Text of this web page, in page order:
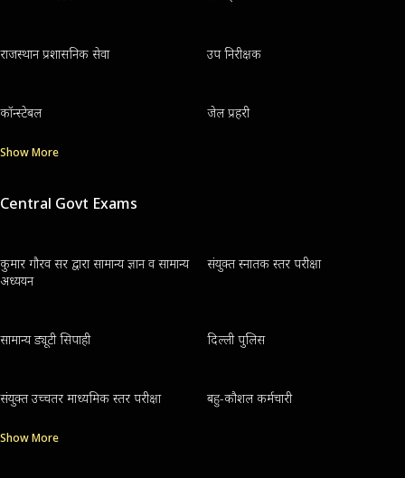
राजस्थान प्रशासनिक सेवा उप निरीक्षक
कॉन्स्टेबल जेल प्रहरी
Show More
Central Govt Exams
कुमार गौरव सर द्वारा सामान्य ज्ञान व सामान्य
अध्ययन
संयुक्त स्नातक स्तर परीक्षा
सामान्य ड्यूटी सिपाही दिल्ली पुलिस
संयुक्त उच्चतर माध्यमिक स्तर परीक्षा बहु-कौशल कर्मचारी
Show More